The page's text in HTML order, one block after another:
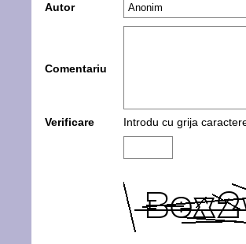
Autor
Comentariu
Verificare Introdu cu grija